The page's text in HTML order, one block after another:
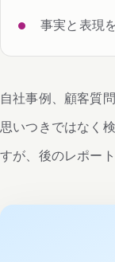
事実と表現
自社事例、顧客質
思いつきではなく
すが、後のレポー